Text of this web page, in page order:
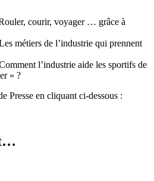
courir, voyager … grâce à
métiers de l’industrie qui prennent
l’industrie aide les sportifs de
» ?
Presse en cliquant ci-dessous :